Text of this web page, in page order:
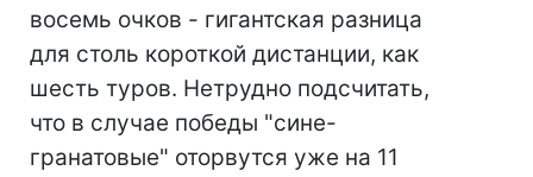
восемь очков - гигантская разница
для столь короткой дистанции, как
шесть туров. Нетрудно подсчитать,
что в случае победы "сине-
гранатовые" оторвутся уже на 11